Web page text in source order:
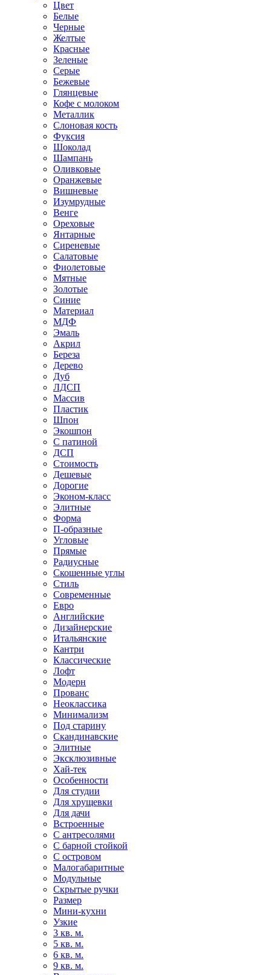
Цвет
Белые
Черные
Желтые
Красные
Зеленые
Серые
Бежевые
Глянцевые
Кофе с молоком
Металлик
Слоновая кость
Фуксия
Шоколад
Шампань
Оливковые
Оранжевые
Вишневые
Изумрудные
Венге
Ореховые
Янтарные
Сиреневые
Салатовые
Фиолетовые
Мятные
Золотые
Синие
Материал
МДФ
Эмаль
Акрил
Береза
Дерево
Дуб
ЛДСП
Массив
Пластик
Шпон
Экошпон
С патиной
ДСП
Стоимость
Дешевые
Дорогие
Эконом-класс
Элитные
Форма
П-образные
Угловые
Прямые
Радиусные
Скошенные углы
Стиль
Современные
Евро
Английские
Дизайнерские
Итальянские
Кантри
Классические
Лофт
Модерн
Прованс
Неоклассика
Минимализм
Под старину
Скандинавские
Элитные
Эксклюзивные
Хай-тек
Особенности
Для студии
Для хрущевки
Для дачи
Встроенные
С антресолями
С барной стойкой
С островом
Малогабаритные
Модульные
Скрытые ручки
Размер
Мини-кухни
Узкие
3 кв. м.
5 кв. м.
6 кв. м.
9 кв. м.